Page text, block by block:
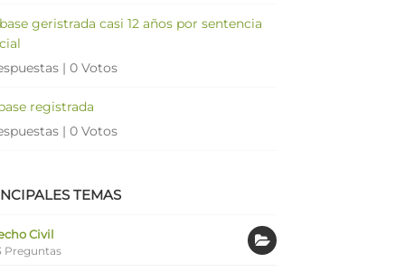
geristrada casi 12 años por sentencia
| 0 Votos
registrada
| 0 Votos
TEMAS
Civil
Preguntas